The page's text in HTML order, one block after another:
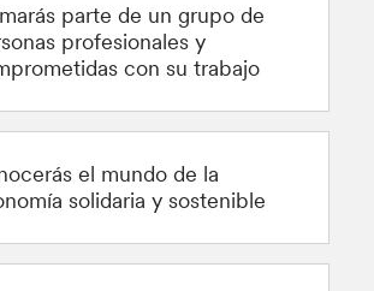
parte de un grupo de
profesionales y
con su trabajo
el mundo de la
solidaria y sostenible